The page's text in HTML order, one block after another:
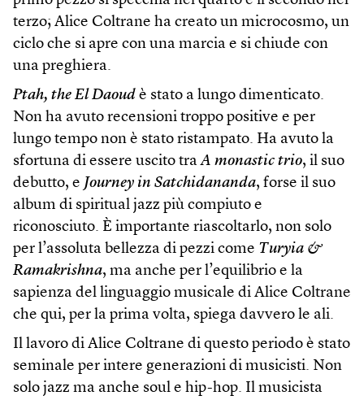
terzo; Alice Coltrane ha creato un microcosmo, un
ciclo che si apre con una marcia e si chiude con
una preghiera.
Ptah, the El Daoud è stato a lungo dimenticato.
Non ha avuto recensioni troppo positive e per
lungo tempo non è stato ristampato. Ha avuto la
sfortuna di essere uscito traA monastic trio, il suo
debutto, e Journey in Satchidananda, forse il suo
album di spiritual jazz più compiuto e
riconosciuto. È importante riascoltarlo, non solo
per l’assoluta bellezza di pezzi come Turyia &
Ramakrishna, ma anche per l’equilibrio e la
sapienza del linguaggio musicale di Alice Coltrane
che qui, per la prima volta, spiega davvero le ali.
Il lavoro di Alice Coltrane di questo periodo è stato
seminale per intere generazioni di musicisti. Non
solo jazz ma anche soul e hip-hop. Il musicista